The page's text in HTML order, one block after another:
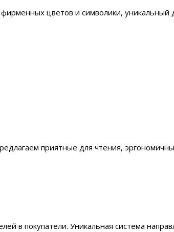
цветов и символики,
приятные для чтения,
в покупатели. Уникальная система